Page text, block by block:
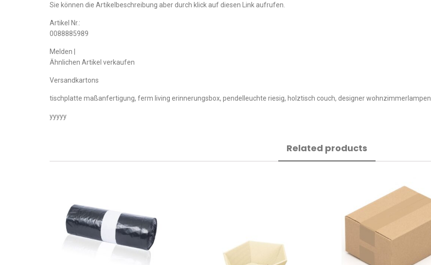
Sie können die Artikelbeschreibung aber durch klick auf diesen Link aufrufen.
Artikel Nr.:
0088885989
Melden |
Ähnlichen Artikel verkaufen
Versandkartons
tischplatte maßanfertigung, ferm living erinnerungsbox, pendelleuchte riesig, holztisch couch, designer wohnzimmerlampen
yyyyy
Related products